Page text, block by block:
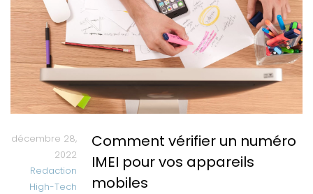
décembre 28,
2022
Redaction
High-Tech
Comment vérifier un numéro
IMEI pour vos appareils
mobiles